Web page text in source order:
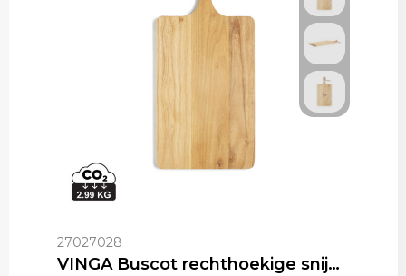
27027028
VINGA Buscot rechthoekige snijplank